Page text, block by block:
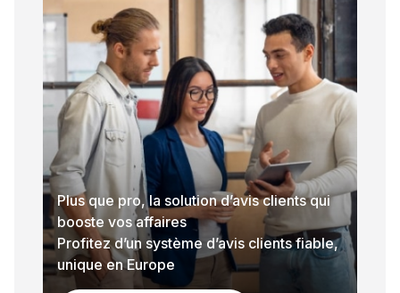
Plus que pro, la solution d’avis clients qui
booste vos affaires
Profitez d’un système d’avis clients fiable,
unique en Europe